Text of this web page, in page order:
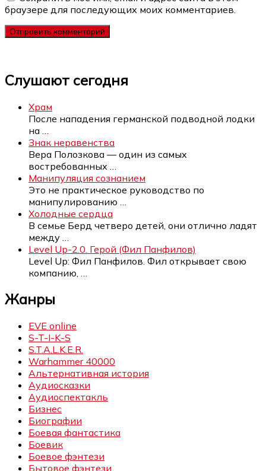
браузере для последующих моих комментариев.
Слушают сегодня
Храм
После нападения германской подводной лодки
на
Знак неравенства
Вера Полозкова — один из самых
востребованных
Манипуляция сознанием
Это не практическое руководство по
манипулированию
Холодные сердца
В семье Берд четверо детей, они отлично ладят
между
Level Up-2.0. Герой (Фил Панфилов)
Level Up: Фил Панфилов. Фил открывает свою
компанию,
Жанры
EVE online
S-T-I-K-S
S.T.A.L.K.E.R.
Warhammer 40000
Альтернативная история
Аудиосказки
Аудиоспектакль
Бизнес
Биографии
Боевая фантастика
Боевик
Боевое фэнтези
Бытовое фэнтези